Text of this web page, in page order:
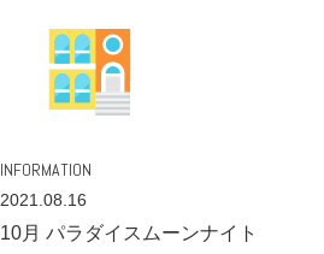
INFORMATION
2021.08.16
10月 パラダイスムーンナイト